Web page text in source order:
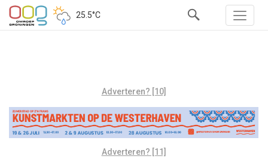
25.5°C
Adverteren? [10]
Adverteren? [11]